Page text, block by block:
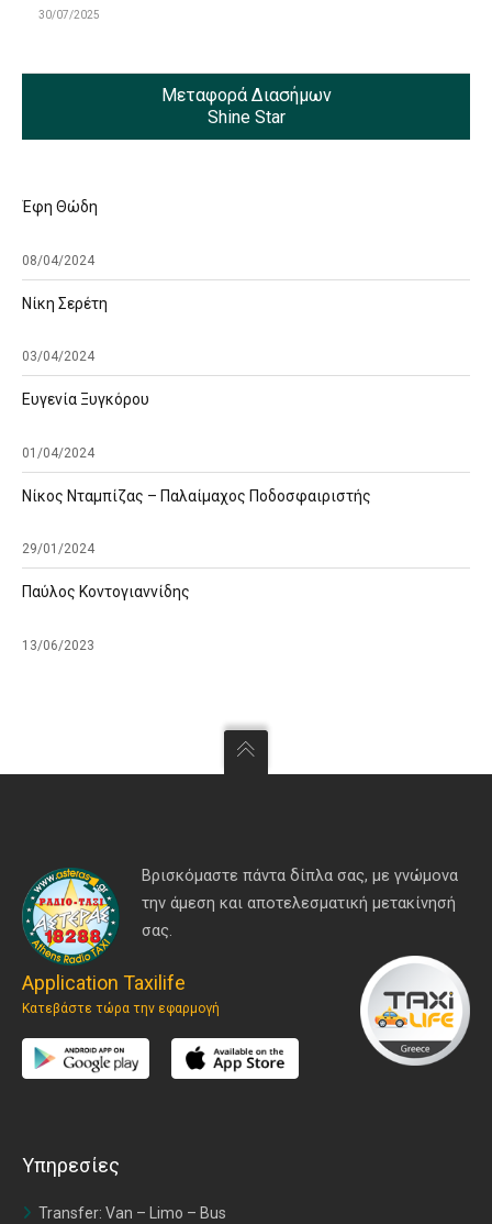
30/07/2025
Μεταφορά Διασήμων
Shine Star
Έφη Θώδη
08/04/2024
Νίκη Σερέτη
03/04/2024
Ευγενία Ξυγκόρου
01/04/2024
Νίκος Νταμπίζας – Παλαίμαχος Ποδοσφαιριστής
29/01/2024
Παύλος Κοντογιαννίδης
13/06/2023
Βρισκόμαστε πάντα δίπλα σας, με γνώμονα
την άμεση και αποτελεσματική μετακίνησή
σας.
Application Taxilife
Κατεβάστε τώρα την εφαρμογή
Υπηρεσίες
Transfer: Van – Limo – Bus